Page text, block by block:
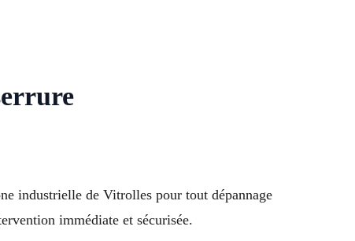
industrielle de Vitrolles pour tout dépannage
immédiate et sécurisée.